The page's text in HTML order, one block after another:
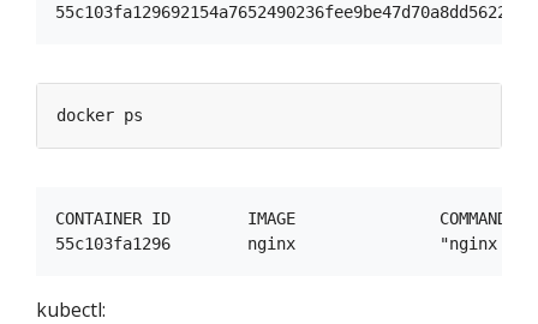
CONTAINER ID        IMAGE
kubectl: